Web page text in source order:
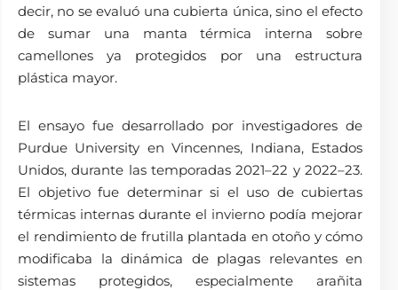
decir, no se evaluó una cubierta única, sino el efecto
de sumar una manta térmica interna sobre
camellones ya protegidos por una estructura
plástica mayor.
El ensayo fue desarrollado por investigadores de
Purdue University en Vincennes, Indiana, Estados
Unidos, durante las temporadas 2021–22 y 2022–23.
El objetivo fue determinar si el uso de cubiertas
térmicas internas durante el invierno podía mejorar
el rendimiento de frutilla plantada en otoño y cómo
modificaba la dinámica de plagas relevantes en
sistemas protegidos, especialmente arañita